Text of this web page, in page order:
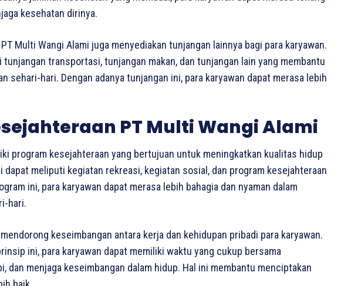
kesehatan dirinya.
Multi Wangi Alami juga menyediakan tunjangan lainnya bagi para karyawan.
transportasi, tunjangan makan, dan tunjangan lain yang membantu
sehari-hari. Dengan adanya tunjangan ini, para karyawan dapat merasa lebih
PT Multi Wangi Alami
program kesejahteraan yang bertujuan untuk meningkatkan kualitas hidup
dapat meliputi kegiatan rekreasi, kegiatan sosial, dan program kesejahteraan
ini, para karyawan dapat merasa lebih bahagia dan nyaman dalam
hari.
keseimbangan antara kerja dan kehidupan pribadi para karyawan.
ini, para karyawan dapat memiliki waktu yang cukup bersama
dan menjaga keseimbangan dalam hidup. Hal ini membantu menciptakan